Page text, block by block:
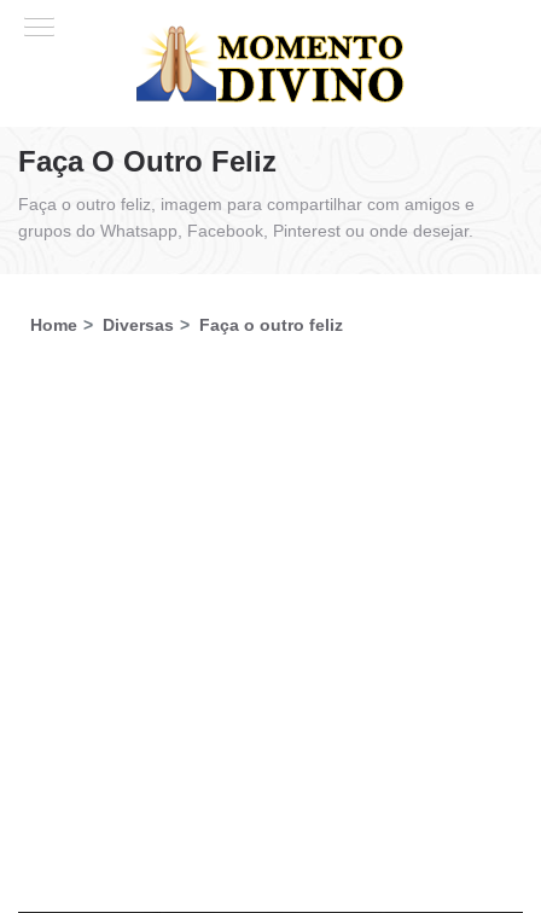
Faça O Outro Feliz
Faça o outro feliz, imagem para compartilhar com amigos e
grupos do Whatsapp, Facebook, Pinterest ou onde desejar.
Home Diversas Faça o outro feliz